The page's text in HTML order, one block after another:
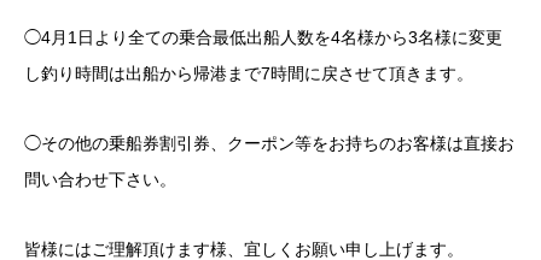
◯4月1日より全ての乗合最低出船人数を4名様から3名様に変更
し釣り時間は出船から帰港まで7時間に戻させて頂きます。
◯その他の乗船券割引券、クーポン等をお持ちのお客様は直接お
問い合わせ下さい。
皆様にはご理解頂けます様、宜しくお願い申し上げます。